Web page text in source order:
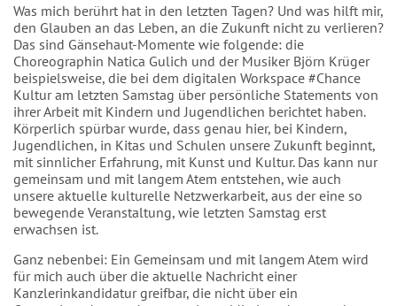
Was mich berührt hat in den letzten Tagen? Und was hilft mir,
den Glauben an das Leben, an die Zukunft nicht zu verlieren?
Das sind Gänsehaut-Momente wie folgende: die
Choreographin Natica Gulich und der Musiker Björn Krüger
beispielsweise, die bei dem digitalen Workspace #Chance
Kultur am letzten Samstag über persönliche Statements von
ihrer Arbeit mit Kindern und Jugendlichen berichtet haben.
Körperlich spürbar wurde, dass genau hier, bei Kindern,
Jugendlichen, in Kitas und Schulen unsere Zukunft beginnt,
mit sinnlicher Erfahrung, mit Kunst und Kultur. Das kann nur
gemeinsam und mit langem Atem entstehen, wie auch
unsere aktuelle kulturelle Netzwerkarbeit, aus der eine so
bewegende Veranstaltung, wie letzten Samstag erst
erwachsen ist.
Ganz nebenbei: Ein Gemeinsam und mit langem Atem wird
für mich auch über die aktuelle Nachricht einer
Kanzlerinkandidatur greifbar, die nicht über ein